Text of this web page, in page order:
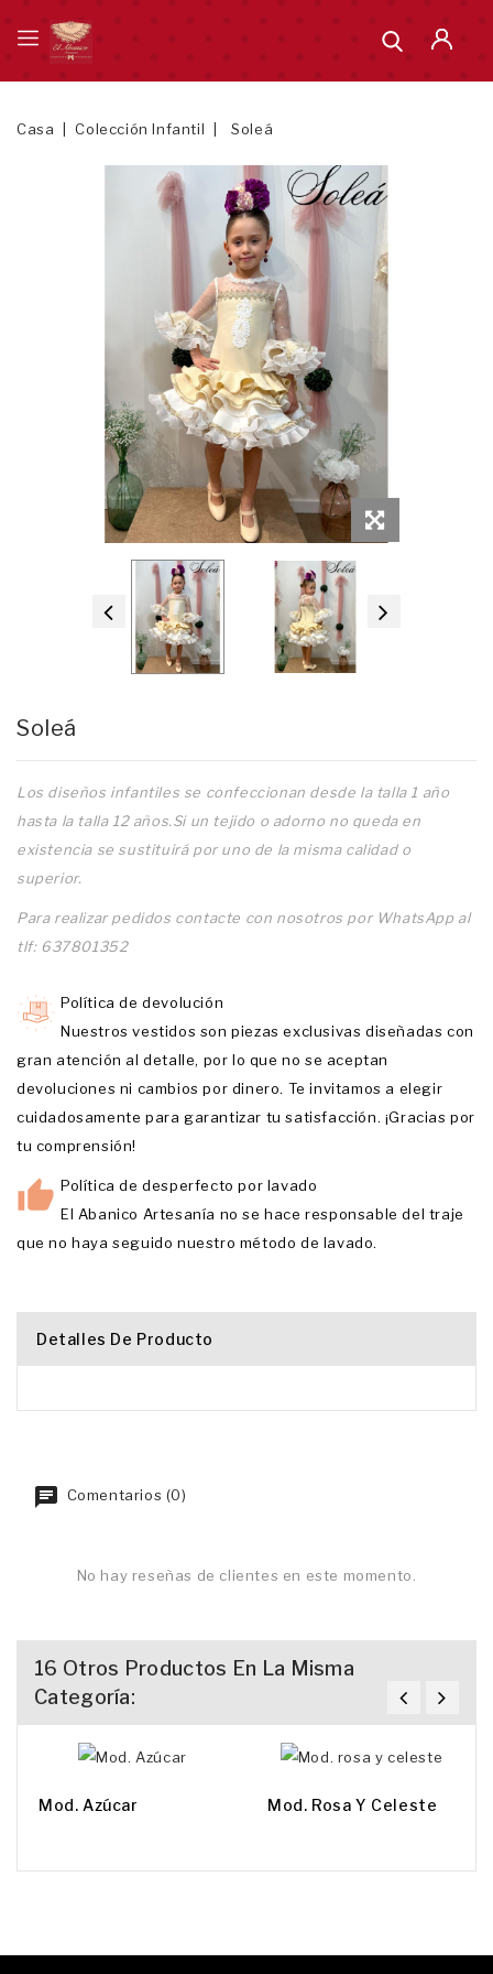
Casa Colección Infantil Soleá
Soleá
Los diseños infantiles se confeccionan desde la talla 1 año
hasta la talla 12 años.Si un tejido o adorno no queda en
existencia se sustituirá por uno de la misma calidad o
superior.
Para realizar pedidos contacte con nosotros por WhatsApp al
tlf: 637801352
Política de devolución
Nuestros vestidos son piezas exclusivas diseñadas con
gran atención al detalle, por lo que no se aceptan
devoluciones ni cambios por dinero. Te invitamos a elegir
cuidadosamente para garantizar tu satisfacción. ¡Gracias por
tu comprensión!
Política de desperfecto por lavado
El Abanico Artesanía no se hace responsable del traje
que no haya seguido nuestro método de lavado.
Detalles De Producto
Comentarios (0)
No hay reseñas de clientes en este momento.
16 Otros Productos En La Misma
Categoría:
Mod. Azúcar Mod. Rosa Y Celeste